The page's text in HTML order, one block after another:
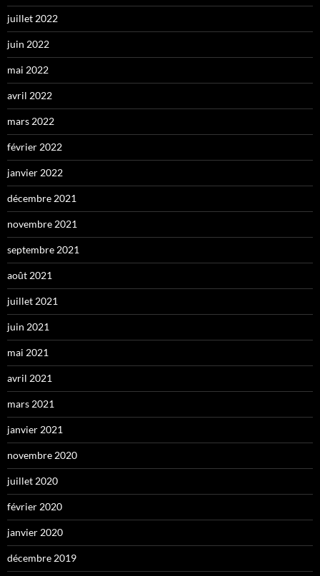
juillet 2022
juin 2022
mai 2022
avril 2022
mars 2022
février 2022
janvier 2022
décembre 2021
novembre 2021
septembre 2021
août 2021
juillet 2021
juin 2021
mai 2021
avril 2021
mars 2021
janvier 2021
novembre 2020
juillet 2020
février 2020
janvier 2020
décembre 2019